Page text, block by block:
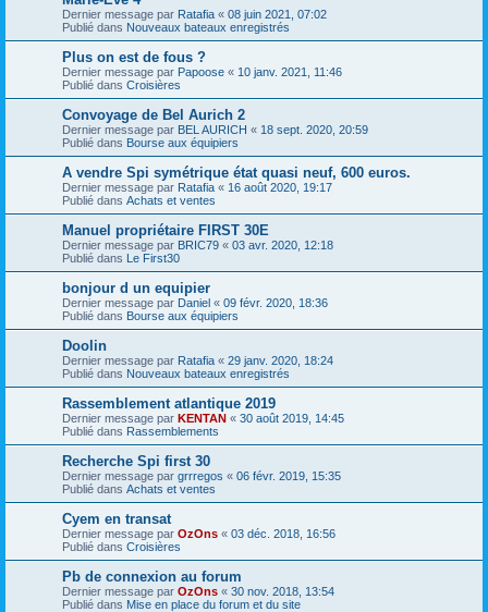
Dernier message par Ratafia « 08 juin 2021, 07:02
Publié dans Nouveaux bateaux enregistrés
Plus on est de fous ?
Dernier message par Papoose « 10 janv. 2021, 11:46
Publié dans Croisières
Convoyage de Bel Aurich 2
Dernier message par BEL AURICH « 18 sept. 2020, 20:59
Publié dans Bourse aux équipiers
A vendre Spi symétrique état quasi neuf, 600 euros.
Dernier message par Ratafia « 16 août 2020, 19:17
Publié dans Achats et ventes
Manuel propriétaire FIRST 30E
Dernier message par BRIC79 « 03 avr. 2020, 12:18
Publié dans Le First30
bonjour d un equipier
Dernier message par Daniel « 09 févr. 2020, 18:36
Publié dans Bourse aux équipiers
Doolin
Dernier message par Ratafia « 29 janv. 2020, 18:24
Publié dans Nouveaux bateaux enregistrés
Rassemblement atlantique 2019
Dernier message par KENTAN « 30 août 2019, 14:45
Publié dans Rassemblements
Recherche Spi first 30
Dernier message par grrregos « 06 févr. 2019, 15:35
Publié dans Achats et ventes
Cyem en transat
Dernier message par OzOns « 03 déc. 2018, 16:56
Publié dans Croisières
Pb de connexion au forum
Dernier message par OzOns « 30 nov. 2018, 13:54
Publié dans Mise en place du forum et du site